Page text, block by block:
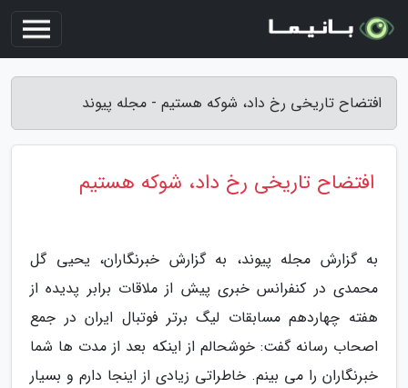
افتضاح تاریخی رخ داد، شوکه هستیم - مجله پیوند
افتضاح تاریخی رخ داد، شوکه هستیم
به گزارش مجله پیوند، به گزارش خبرنگاران، یحیی گل
محمدی در کنفرانس خبری پیش از ملاقات برابر پدیده از
هفته چهاردهم مسابقات لیگ برتر فوتبال ایران در جمع
اصحاب رسانه گفت: خوشحالم از اینکه بعد از مدت ها شما
خبرنگاران را می بینم. خاطراتی زیادی از اینجا دارم و بسیار